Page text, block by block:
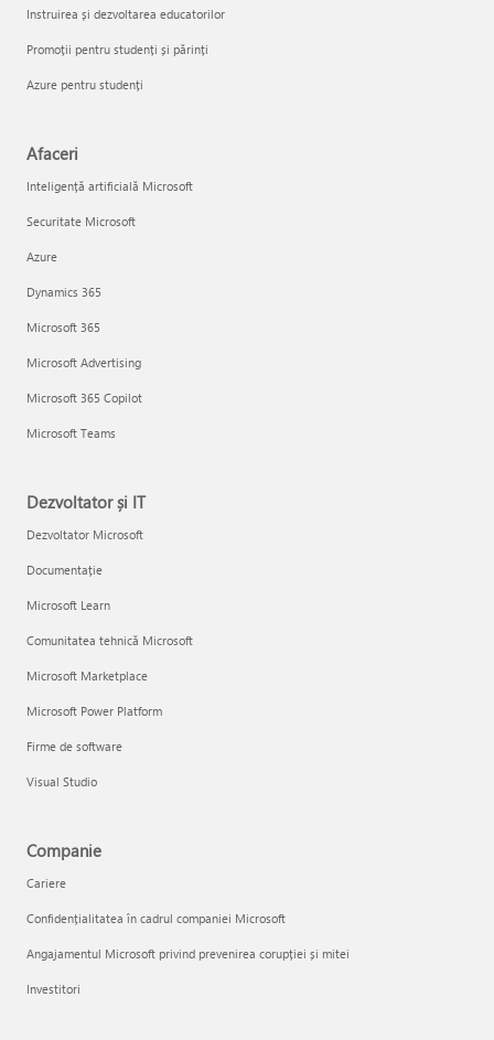
Instruirea și dezvoltarea educatorilor
Promoții pentru studenți și părinți
Azure pentru studenți
Afaceri
Inteligență artificială Microsoft
Securitate Microsoft
Azure
Dynamics 365
Microsoft 365
Microsoft Advertising
Microsoft 365 Copilot
Microsoft Teams
Dezvoltator și IT
Dezvoltator Microsoft
Documentație
Microsoft Learn
Comunitatea tehnică Microsoft
Microsoft Marketplace
Microsoft Power Platform
Firme de software
Visual Studio
Companie
Cariere
Confidențialitatea în cadrul companiei Microsoft
Angajamentul Microsoft privind prevenirea corupției și mitei
Investitori